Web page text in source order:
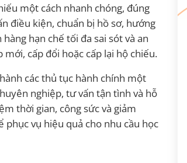
một cách nhanh chóng, đúng
điều kiện, chuẩn bị hồ sơ, hướng
hạn chế tối đa sai sót và an
cấp đổi hoặc cấp lại hộ chiếu.
các thủ tục hành chính một
nghiệp, tư vấn tận tình và hỗ
thời gian, công sức và giảm
vụ hiệu quả cho nhu cầu học